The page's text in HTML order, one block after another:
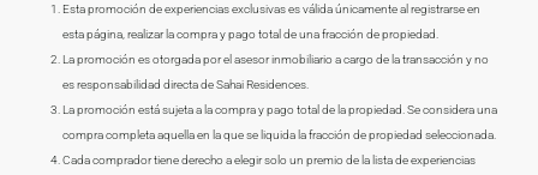
Esta promoción de experiencias exclusivas es válida únicamente al registrarse en
esta página, realizar la compra y pago total de una fracción de propiedad.
La promoción es otorgada por el asesor inmobiliario a cargo de la transacción y no
es responsabilidad directa de Sahai Residences.
La promoción está sujeta a la compra y pago total de la propiedad. Se considera una
compra completa aquella en la que se liquida la fracción de propiedad seleccionada.
Cada comprador tiene derecho a elegir solo un premio de la lista de experiencias